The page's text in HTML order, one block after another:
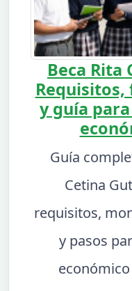
Beca Rita
y guía
Guía
Cetina
requisitos,
y pasos